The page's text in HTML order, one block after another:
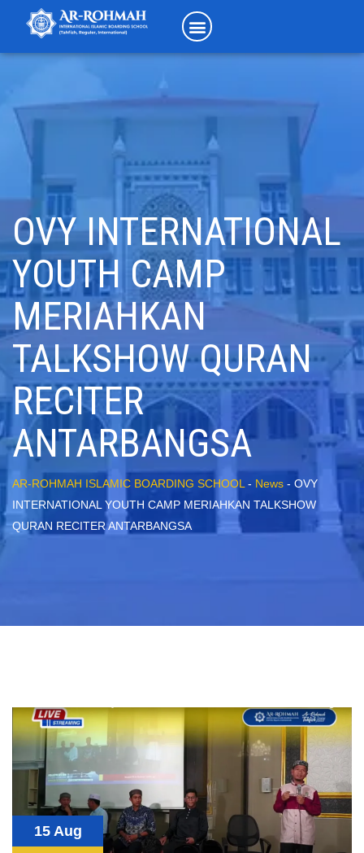
OVY INTERNATIONAL
YOUTH CAMP
MERIAHKAN
TALKSHOW QURAN
RECITER
ANTARBANGSA
AR-ROHMAH ISLAMIC BOARDING SCHOOL - News - OVY
INTERNATIONAL YOUTH CAMP MERIAHKAN TALKSHOW
QURAN RECITER ANTARBANGSA
15 Aug